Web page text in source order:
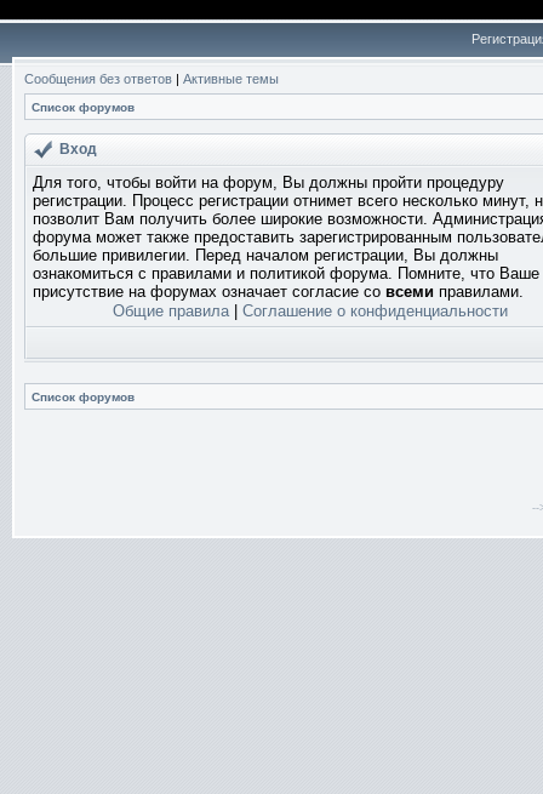
Сообщения без ответов | Активные темы
Список форумов
Вход
Для того, чтобы войти на форум, Вы должны пройти процедуру
регистрации. Процесс регистрации отнимет всего несколько минут,
позволит Вам получить более широкие возможности.
форума может также предоставить зарегистрированным
большие привилегии. Перед началом регистрации, Вы должны
ознакомиться с правилами и политикой форума. Помните, что Ваше
присутствие на форумах означает согласие со всеми правилами.
Общие правила| Соглашение о конфиденциальности
Список форумов
--